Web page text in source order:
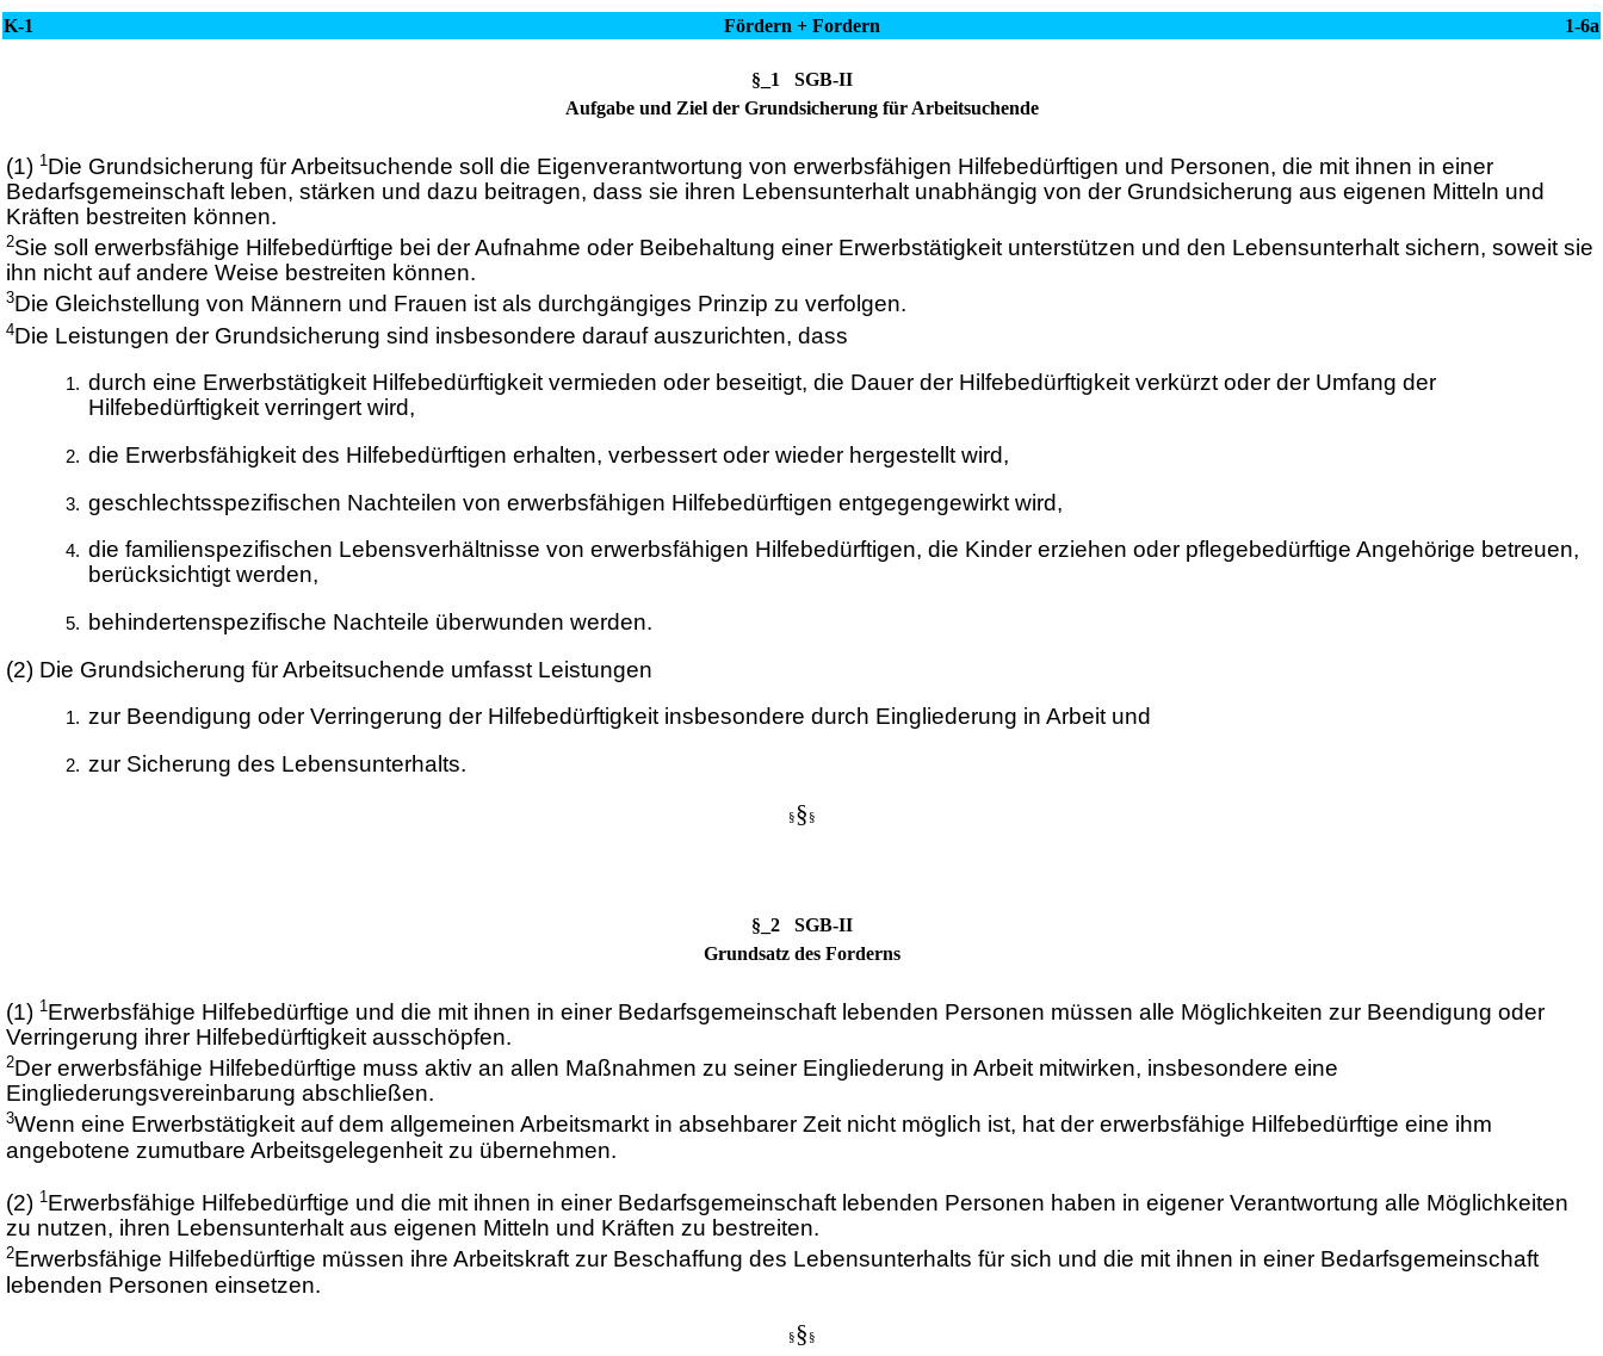
K-1 Fördern + Fordern 1-6a
§_1 SGB-II
Aufgabe und Ziel der Grundsicherung für Arbeitsuchende
(1) 1Die Grundsicherung für Arbeitsuchende soll die Eigenverantwortung von erwerbsfähigen Hilfebedürftigen und Personen, die mit ihnen in einer
Bedarfsgemeinschaft leben, stärken und dazu beitragen, dass sie ihren Lebensunterhalt unabhängig von der Grundsicherung aus eigenen Mitteln und
Kräften bestreiten können.
2Sie soll erwerbsfähige Hilfebedürftige bei der Aufnahme oder Beibehaltung einer Erwerbstätigkeit unterstützen und den Lebensunterhalt sichern, soweit sie
ihn nicht auf andere Weise bestreiten können.
3Die Gleichstellung von Männern und Frauen ist als durchgängiges Prinzip zu verfolgen.
4Die Leistungen der Grundsicherung sind insbesondere darauf auszurichten, dass
durch eine Erwerbstätigkeit Hilfebedürftigkeit vermieden oder beseitigt, die Dauer der Hilfebedürftigkeit verkürzt oder der Umfang der
Hilfebedürftigkeit verringert wird,
die Erwerbsfähigkeit des Hilfebedürftigen erhalten, verbessert oder wieder hergestellt wird,
geschlechtsspezifischen Nachteilen von erwerbsfähigen Hilfebedürftigen entgegengewirkt wird,
die familienspezifischen Lebensverhältnisse von erwerbsfähigen Hilfebedürftigen, die Kinder erziehen oder pflegebedürftige Angehörige betreuen,
berücksichtigt werden,
behindertenspezifische Nachteile überwunden werden.
(2) Die Grundsicherung für Arbeitsuchende umfasst Leistungen
zur Beendigung oder Verringerung der Hilfebedürftigkeit insbesondere durch Eingliederung in Arbeit und
zur Sicherung des Lebensunterhalts.
§§ §
§_2 SGB-II
Grundsatz des Forderns
(1) 1Erwerbsfähige Hilfebedürftige und die mit ihnen in einer Bedarfsgemeinschaft lebenden Personen müssen alle Möglichkeiten zur Beendigung oder
Verringerung ihrer Hilfebedürftigkeit ausschöpfen.
2Der erwerbsfähige Hilfebedürftige muss aktiv an allen Maßnahmen zu seiner Eingliederung in Arbeit mitwirken, insbesondere eine
Eingliederungsvereinbarung abschließen.
3Wenn eine Erwerbstätigkeit auf dem allgemeinen Arbeitsmarkt in absehbarer Zeit nicht möglich ist, hat der erwerbsfähige Hilfebedürftige eine ihm
angebotene zumutbare Arbeitsgelegenheit zu übernehmen.
(2) 1Erwerbsfähige Hilfebedürftige und die mit ihnen in einer Bedarfsgemeinschaft lebenden Personen haben in eigener Verantwortung alle Möglichkeiten
zu nutzen, ihren Lebensunterhalt aus eigenen Mitteln und Kräften zu bestreiten.
2Erwerbsfähige Hilfebedürftige müssen ihre Arbeitskraft zur Beschaffung des Lebensunterhalts für sich und die mit ihnen in einer Bedarfsgemeinschaft
lebenden Personen einsetzen.
§§ §